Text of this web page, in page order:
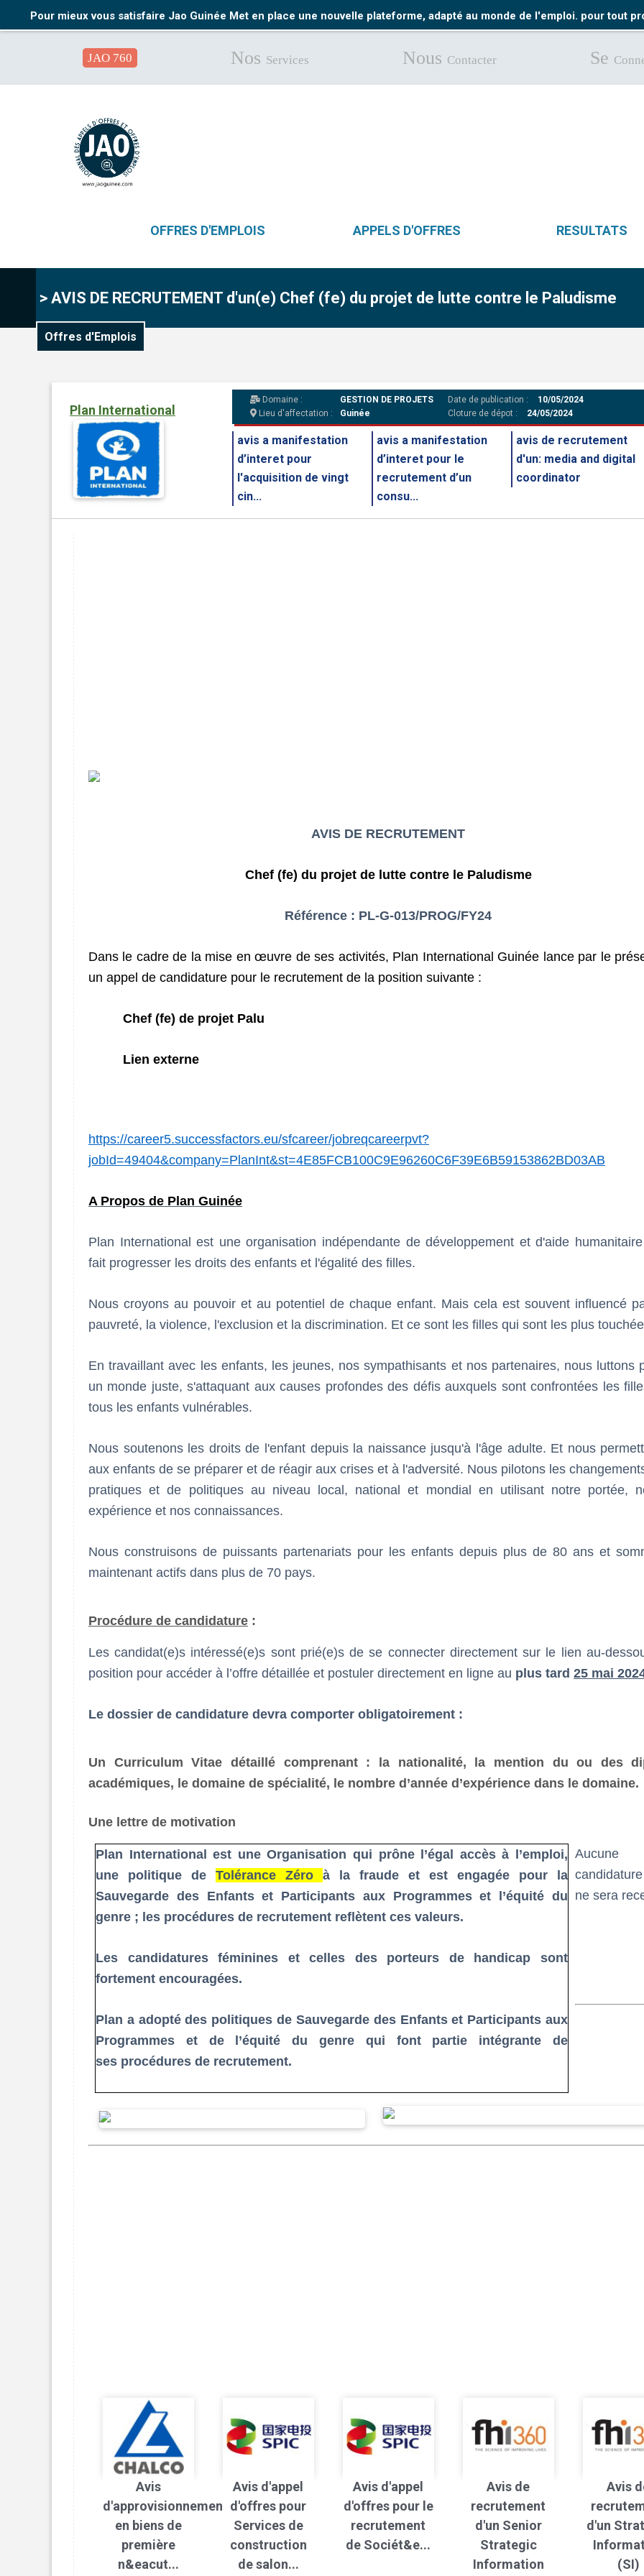
Pour mieux vous satisfaire Jao Guinée Met en place une nouvelle plateforme, adapté au monde de l'emploi. pour tout
JAO 760 Nos Services Nous Contacter Se
OFFRES D'EMPLOIS APPELS D'OFFRES RESULTATS
> AVIS DE RECRUTEMENT d'un(e) Chef (fe) du projet de lutte contre le Paludisme
Offres d'Emplois
Plan International
Domaine :
GESTION DE PROJETS
Lieu d'affectation :
Guinée
Date de publication :
10/05/2024
Cloture de dépot :
24/05/2024
avis a manifestation
d’interet pour
l'acquisition de vingt
cin...
avis a manifestation
d’interet pour le
recrutement d’un
consu...
avis de recrutement
d'un: media and digital
coordinator
AVIS DE RECRUTEMENT
Chef (fe) du projet de lutte contre le Paludisme
Référence : PL-G-013/PROG/FY24
Dans le cadre de la mise en œuvre de ses activités, Plan International Guinée lance par le
un appel de candidature pour le recrutement de la position suivante :
Chef (fe) de projet Palu
Lien externe
https://career5.successfactors.eu/sfcareer/jobreqcareerpvt?
jobId=49404&company=PlanInt&st=4E85FCB100C9E96260C6F39E6B59153862BD03AB
A Propos de Plan Guinée
Plan International est une organisation indépendante de développement et d'aide
fait progresser les droits des enfants et l'égalité des filles.
Nous croyons au pouvoir et au potentiel de chaque enfant. Mais cela est souvent influencé
pauvreté, la violence, l'exclusion et la discrimination. Et ce sont les filles qui sont les plus
En travaillant avec les enfants, les jeunes, nos sympathisants et nos partenaires, nous luttons
un monde juste, s'attaquant aux causes profondes des défis auxquels sont confrontées les
tous les enfants vulnérables.
Nous soutenons les droits de l'enfant depuis la naissance jusqu'à l'âge adulte. Et nous
aux enfants de se préparer et de réagir aux crises et à l'adversité. Nous pilotons les
pratiques et de politiques au niveau local, national et mondial en utilisant notre portée,
expérience et nos connaissances.
Nous construisons de puissants partenariats pour les enfants depuis plus de 80 ans et
maintenant actifs dans plus de 70 pays.
Procédure de candidature :
Les candidat(e)s intéressé(e)s sont prié(e)s de se connecter directement sur le lien au-
position pour accéder à l’offre détaillée et postuler directement en ligne au plus tard 25 mai
Le dossier de candidature devra comporter obligatoirement :
Un Curriculum Vitae détaillé comprenant : la nationalité, la mention du ou des
académiques, le domaine de spécialité, le nombre d’année d’expérience dans le domaine.
Une lettre de motivation
Plan International est une Organisation qui prône l’égal accès à l’emploi,
une politique de Tolérance Zéro à la fraude et est engagée pour la
Sauvegarde des Enfants et Participants aux Programmes et l’équité du
genre ; les procédures de recrutement reflètent ces valeurs.
Les candidatures féminines et celles des porteurs de handicap sont
fortement encouragées.
Plan a adopté des politiques de Sauvegarde des Enfants et Participants aux
Programmes et de l’équité du genre qui font partie intégrante de
ses procédures de recrutement.
Aucune
ne sera
Avis
d'approvisionnement
en biens de
première
n&eacut...
Avis d'appel
d'offres pour
Services de
construction
de salon...
Avis d'appel
d'offres pour le
recrutement
de Sociét&e...
Avis de
recrutement
d'un Senior
Strategic
Information
Avis
d'un
(SI)